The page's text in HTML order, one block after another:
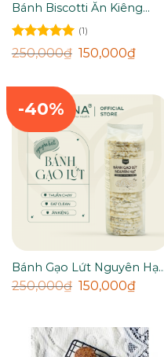
Bánh Biscotti Ăn Kiêng
Nguyên Cám Không
Đường by TUNA
Rated5.00
out of 5
(1)
250,000₫ 150,000₫
-40%
Bánh Gạo Lứt Nguyên Hạt
Nhiều Vị By Tuna
250,000₫ 150,000₫